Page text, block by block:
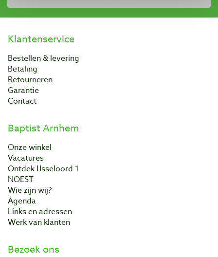
Klantenservice
Bestellen & levering
Betaling
Retourneren
Garantie
Contact
Baptist Arnhem
Onze winkel
Vacatures
Ontdek IJsseloord 1
NOEST
Wie zijn wij?
Agenda
Links en adressen
Werk van klanten
Bezoek ons